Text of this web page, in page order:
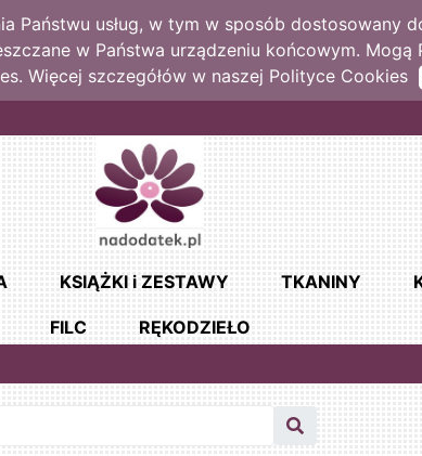
Państwu usług, w tym w sposób dostosowany
w Państwa urządzeniu końcowym.
Więcej szczegółów w naszej Polityce Cookies
KSIĄŻKI i ZESTAWY TKANINY
FILC
RĘKODZIEŁO